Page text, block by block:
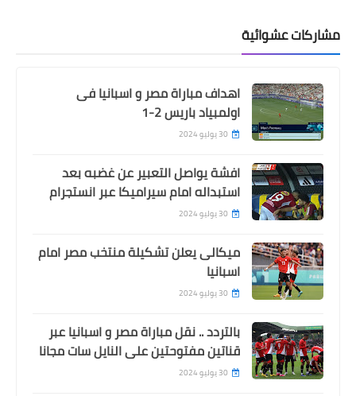
مشاركات عشوائية
اهداف مباراة مصر و اسبانيا فى
اولمبياد باريس 2-1
30 يوليو 2024
افشة يواصل التعبير عن غضبه بعد
استبداله امام سيراميكا عبر انستجرام
30 يوليو 2024
ميكالى يعلن تشكيلة منتخب مصر امام
اسبانيا
30 يوليو 2024
بالتردد .. نقل مباراة مصر و اسبانيا عبر
قناتين مفتوحتين على النايل سات مجانا
30 يوليو 2024